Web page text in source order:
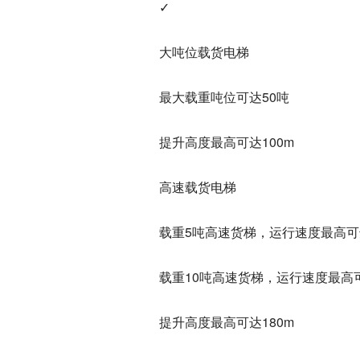
✓
大吨位载货电梯
最大载重吨位可达50吨
提升高度最高可达100m
高速载货电梯
载重5吨高速货梯，运行速度最高
载重10吨高速货梯，运行速度最高
提升高度最高可达180m